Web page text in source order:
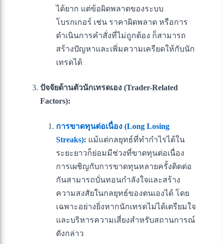
ได้ยาก แต่ข้อผิดพลาดของระบบ
โบรกเกอร์ เช่น ราคาผิดพลาด หรือการ
ดำเนินการคำสั่งที่ไม่ถูกต้อง ก็สามารถ
สร้างปัญหาและเพิ่มความเครียดให้กับนัก
เทรดได้
ปัจจัยด้านตัวนักเทรดเอง (Trader-Related
Factors):
การขาดทุนต่อเนื่อง (Long Losing
Streaks): แม้แต่กลยุทธ์ที่ทำกำไรได้ใน
ระยะยาวก็ย่อมมีช่วงที่ขาดทุนต่อเนื่อง
การเผชิญกับการขาดทุนหลายครั้งติดต่อ
กันสามารถบั่นทอนกำลังใจและสร้าง
ความสงสัยในกลยุทธ์ของตนเองได้ โดย
เฉพาะอย่างยิ่งหากนักเทรดไม่ได้เตรียมใจ
และบริหารความเสี่ยงสำหรับสถานการณ์
ดังกล่าว